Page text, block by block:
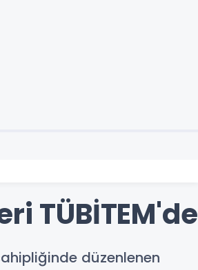
TÜBİTEM'de
düzenlenen